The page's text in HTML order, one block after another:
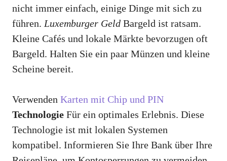
nicht immer einfach, einige Dinge mit sich zu
führen. Luxemburger Geld Bargeld ist ratsam.
Kleine Cafés und lokale Märkte bevorzugen oft
Bargeld. Halten Sie ein paar Münzen und kleine
Scheine bereit.
Verwenden Karten mit Chip und PIN
Technologie Für ein optimales Erlebnis. Diese
Technologie ist mit lokalen Systemen
kompatibel. Informieren Sie Ihre Bank über Ihre